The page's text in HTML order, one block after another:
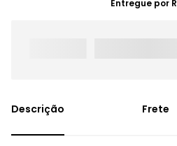
Entregue por
Frete